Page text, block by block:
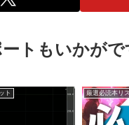
トもいかがで
ト 厳選必読本リ